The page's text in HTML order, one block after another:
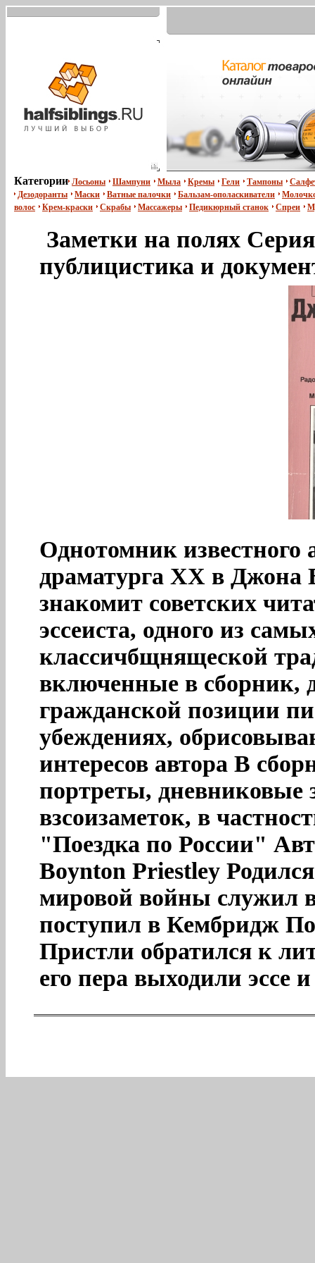
Категории Лосьоны Шампуни Мыла Кремы Гели Тампоны
Дезодоранты
Маски Ватные палочки Бальзам-ополаскиватели
волос
Крем-краски Скрабы Массажеры Педикюрный станок Спреи
Заметки на полях
публицистика и
Однотомник известного
драматурга XX в Джона
знакомит советских
эссеиста, одного из
классичбщнящеской
включенные в сборник,
гражданской позиции
убеждениях,
интересов автора В
портреты, дневниковые
взсоизаметок, в
"Поездка по России"
Boynton Priestley
мировой войны служил
поступил в Кембридж
Пристли обратился к
его пера выходили эссе